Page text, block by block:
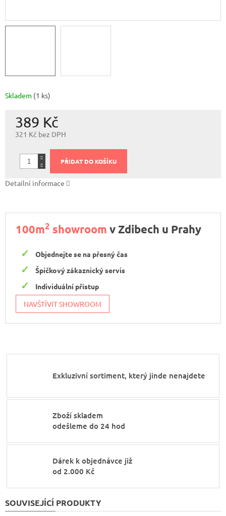
389 Kč
321 Kč bez DPH
cena:
Skladem (1 ks)
PŘIDAT DO KOŠÍKU
Detailní informace
100m2 showroom v Zdibech u Prahy
Objednejte se na přesný čas
Špičkový zákaznický servis
Individuální přístup
NAVŠTÍVIT SHOWROOM
Exkluzivní sortiment, který jinde nenajdete
Zboží skladem
odešleme do 24 hod
Dárek k objednávce již
od 2.000 Kč
SOUVISEJÍCÍ PRODUKTY